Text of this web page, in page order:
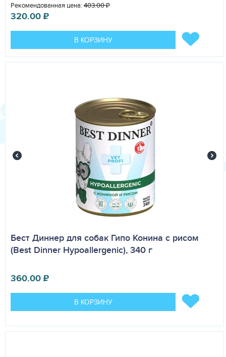
Рекомендованная цена: 403.00₽
320.00₽
В КОРЗИНУ
Бест Диннер для собак Гипо Конина с рисом
(Best Dinner Hypoallergenic), 340 г
360.00₽
В КОРЗИНУ